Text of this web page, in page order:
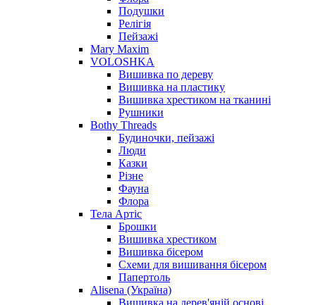
Подушки
Релігія
Пейзажі
Mary Maxim
VOLOSHKA
Вишивка по дереву
Вишивка на пластику
Вишивка хрестиком на тканині
Рушники
Bothy Threads
Будиночки, пейзажі
Люди
Казки
Різне
Фауна
Флора
Тела Артіс
Брошки
Вишивка хрестиком
Вишивка бісером
Схеми для вишивання бісером
Папертоль
Alisena (Україна)
Вишивка на дерев'яній основі